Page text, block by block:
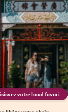
votre local favori